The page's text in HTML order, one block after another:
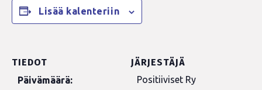
Lisää kalenteriin
TIEDOT
Päivämäärä:
JÄRJESTÄJÄ
Positiiviset Ry